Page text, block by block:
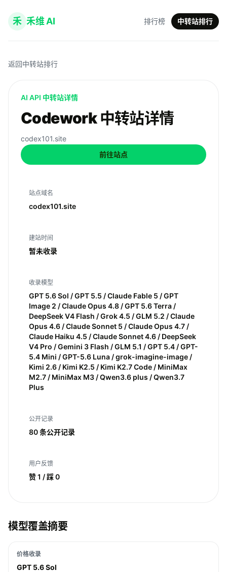
禾 禾维 AI 排行榜 中转站排行
返回中转站排行
AI API 中转站详情
Codework 中转站详情
codex101.site
前往站点
站点域名
codex101.site
建站时间
暂未收录
收录模型
GPT 5.6 Sol / GPT 5.5 / Claude Fable 5 / GPT
Image 2 / Claude Opus 4.8 / GPT 5.6 Terra /
DeepSeek V4 Flash / Grok 4.5 / GLM 5.2 / Claude
Opus 4.6 / Claude Sonnet 5 / Claude Opus 4.7 /
Claude Haiku 4.5 / Claude Sonnet 4.6 / DeepSeek
V4 Pro / Gemini 3 Flash / GLM 5.1 / GPT 5.4 / GPT-
5.4 Mini / GPT-5.6 Luna / grok-imagine-image /
Kimi 2.6 / Kimi K2.5 / Kimi K2.7 Code / MiniMax
M2.7 / MiniMax M3 / Qwen3.6 plus / Qwen3.7
Plus
公开记录
80 条公开记录
用户反馈
赞 1 / 踩 0
模型覆盖摘要
价格收录
GPT 5.6 Sol